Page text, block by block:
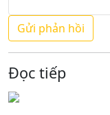
Đọc tiếp